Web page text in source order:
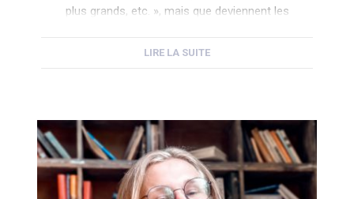
plus grands, etc. », mais que deviennent les
LIRE LA SUITE